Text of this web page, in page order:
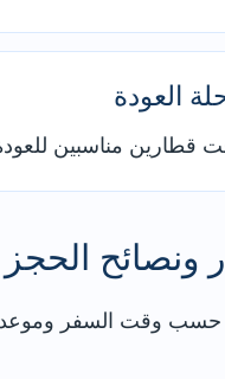
العودة
قطارين مناسبين
ونصائح الحجز